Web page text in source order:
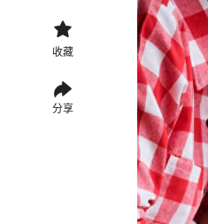
收藏
分享